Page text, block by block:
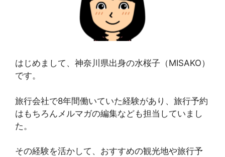
はじめまして、神奈川県出身の水桜子（MISAKO）
です。
旅行会社で8年間働いていた経験があり、旅行予約
はもちろんメルマガの編集なども担当していまし
た。
その経験を活かして、おすすめの観光地や旅行予